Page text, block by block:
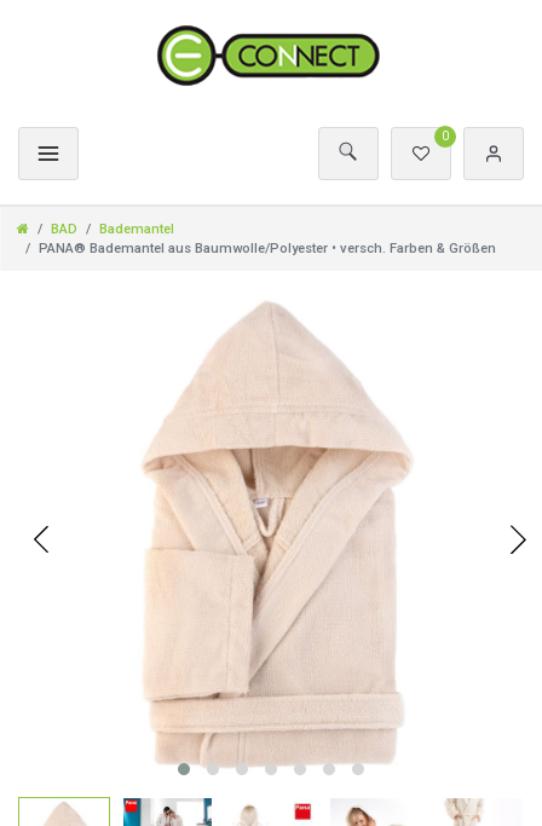
0
BAD
Bademantel
PANA® Bademantel aus Baumwolle/Polyester • versch. Farben & Größen